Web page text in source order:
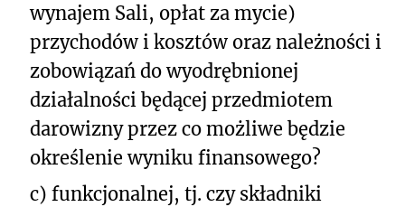
wynajem Sali, opłat za mycie)
przychodów i kosztów oraz należności i
zobowiązań do wyodrębnionej
działalności będącej przedmiotem
darowizny przez co możliwe będzie
określenie wyniku finansowego?
c) funkcjonalnej, tj. czy składniki